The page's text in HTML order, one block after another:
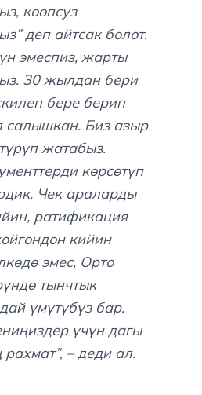
коопсуз
деп айтсак болот.
эмеспиз, жарты
30 жылдан бери
бере берип
Биз азыр
жатабыз.
көрсөтүп
Чек араларды
ратификация
кийин
эмес, Орто
тынчтык
үмүтүбүз бар.
үчүн дагы
– деди ал.